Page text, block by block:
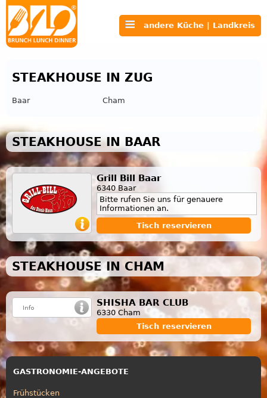
andere Küche | Landkreis
STEAKHOUSE IN ZUG
Baar Cham
STEAKHOUSE IN BAAR
Grill Bill Baar
6340 Baar
Bitte rufen Sie uns für genauere
Informationen an.
Tisch reservieren
STEAKHOUSE IN CHAM
SHISHA BAR CLUB
6330 Cham
Tisch reservieren
GASTRONOMIE-ANGEBOTE
Frühstücken